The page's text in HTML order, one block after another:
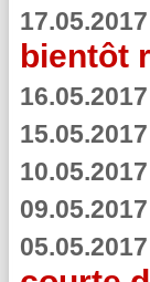
17.05.2017
bientôt
16.05.2017
15.05.2017
10.05.2017
09.05.2017
05.05.2017